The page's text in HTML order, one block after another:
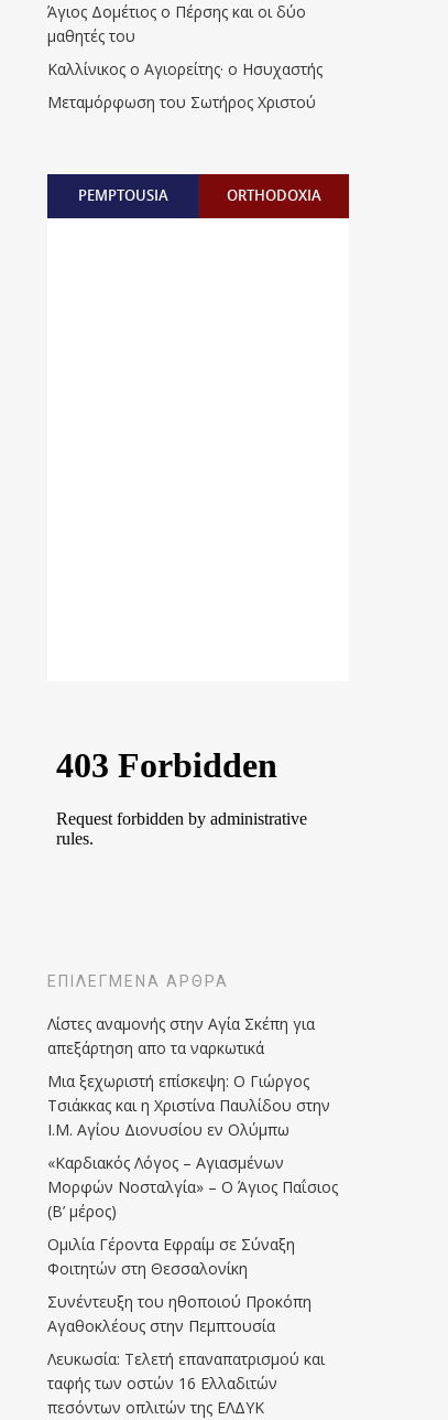
Άγιος Δομέτιος ο Πέρσης και οι δύο
μαθητές του
Καλλίνικος ο Αγιορείτης · ο Ησυχαστής
Μεταμόρφωση του Σωτήρος Χριστού
PEMPTOUSIA ORTHODOXIA
ΕΠΙΛΕΓΜΈΝΑ ΆΡΘΡΑ
Λίστες αναμονής στην Αγία Σκέπη για
απεξάρτηση απο τα ναρκωτικά
Μια ξεχωριστή επίσκεψη: Ο Γιώργος
Τσιάκκας και η Χριστίνα Παυλίδου στην
Ι.Μ. Αγίου Διονυσίου εν Ολύμπω
«Καρδιακός Λόγος – Αγιασμένων
Μορφών Νοσταλγία» – Ο Άγιος Παΐσιος
(Β’ μέρος)
Ομιλία Γέροντα Εφραίμ σε Σύναξη
Φοιτητών στη Θεσσαλονίκη
Συνέντευξη του ηθοποιού Προκόπη
Αγαθοκλέους στην Πεμπτουσία
Λευκωσία: Τελετή επαναπατρισμού και
ταφής των οστών 16 Ελλαδιτών
πεσόντων οπλιτών της ΕΛΔΥΚ